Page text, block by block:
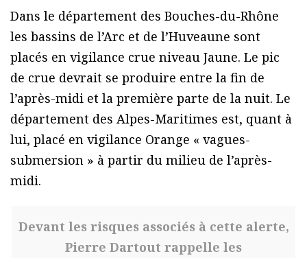
Dans le département des Bouches-du-Rhône
les bassins de l’Arc et de l’Huveaune sont
placés en vigilance crue niveau Jaune. Le pic
de crue devrait se produire entre la fin de
l’après-midi et la première parte de la nuit. Le
département des Alpes-Maritimes est, quant à
lui, placé en vigilance Orange « vagues-
submersion » à partir du milieu de l’après-
midi.
Devant les risques associés à cette alerte,
Pierre Dartout rappelle les